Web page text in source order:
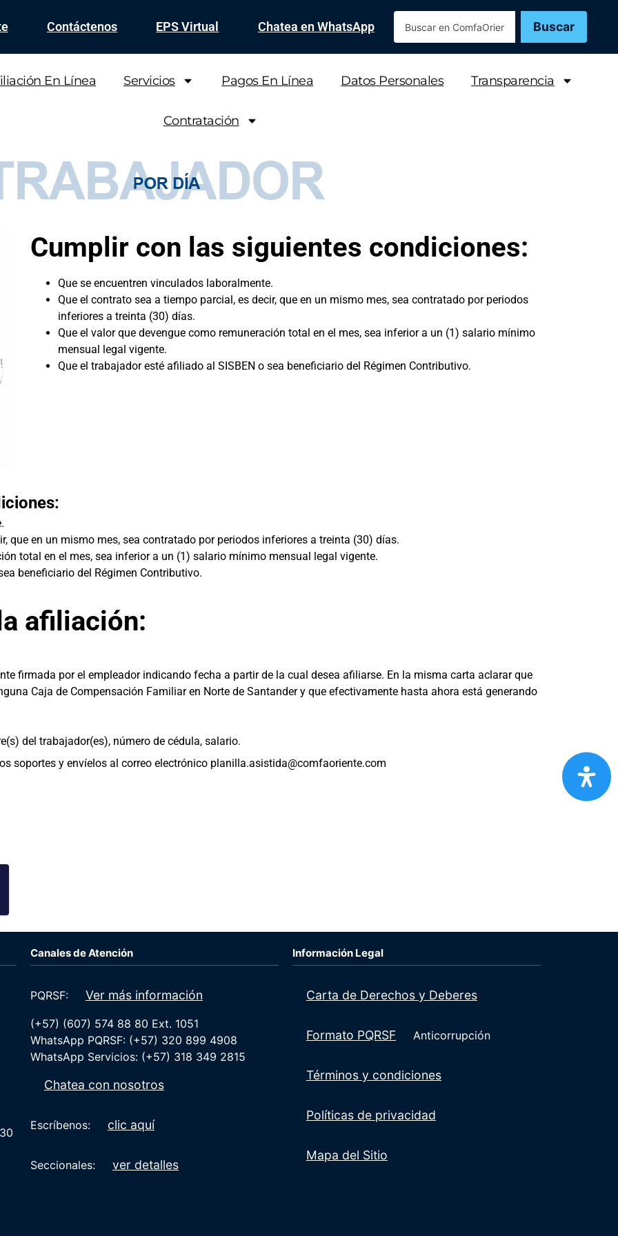
Contáctenos EPS Virtual Chatea en WhatsApp Buscar
En Línea Servicios Pagos En Línea Datos Personales Transparencia
Contratación
Cumplir con las siguientes condiciones:
Que se encuentren vinculados laboralmente.
Que el contrato sea a tiempo parcial, es decir, que en un mismo mes, sea contratado por periodos
inferiores a treinta (30) días.
Que el valor que devengue como remuneración total en el mes, sea inferior a un (1) salario mínimo
mensual legal vigente.
Que el trabajador esté afiliado al SISBEN o sea beneficiario del Régimen Contributivo.
que en un mismo mes, sea contratado por periodos inferiores a treinta (30) días.
total en el mes, sea inferior a un (1) salario mínimo mensual legal vigente.
beneficiario del Régimen Contributivo.
afiliación:
firmada por el empleador indicando fecha a partir de la cual desea afiliarse. En la misma carta aclarar que
Caja de Compensación Familiar en Norte de Santander y que efectivamente hasta ahora está generando
del trabajador(es), número de cédula, salario.
soportes y envíelos al correo electrónico planilla.asistida@comfaoriente.com
Canales de Atención
PQRSF: Ver más información
(+57) (607) 574 88 80 Ext. 1051
WhatsApp PQRSF: (+57) 320 899 4908
WhatsApp Servicios: (+57) 318 349 2815
Chatea con nosotros
Escríbenos: clic aquí
Seccionales: ver detalles
Información Legal
Carta de Derechos y Deberes
Formato PQRSF Anticorrupción
Términos y condiciones
Políticas de privacidad
Mapa del Sitio